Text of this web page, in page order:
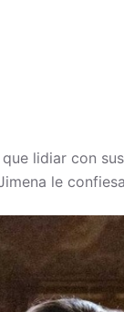
lidiar con
le